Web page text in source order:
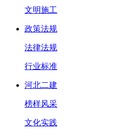
文明施工
政策法规
法律法规
行业标准
河北二建
榜样风采
文化实践